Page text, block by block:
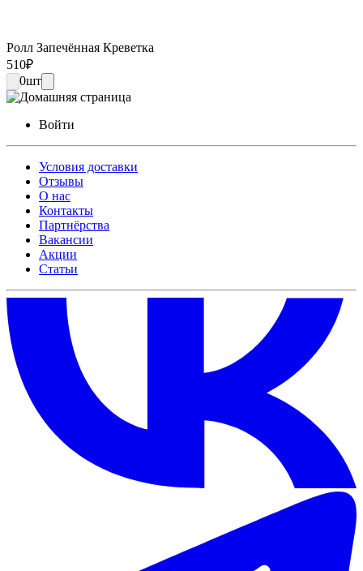
Ролл Запечённая Креветка
510₽
0шт
Войти
Условия доставки
Отзывы
О нас
Контакты
Партнёрства
Вакансии
Акции
Статьи